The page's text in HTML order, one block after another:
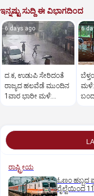
ಇನ್ನಷ್ಟು ಸುದ್ದಿ ಈ ವಿಭಾಗದಿಂದ
6 days ago
ದ.ಕ, ಉಡುಪಿ ಸೇರಿದಂತೆ
ರಾಜ್ಯದ ಹಲವೆಡೆ ಮುಂದಿನ
1ವಾರ ಭಾರೀ ಮಳೆ:
6
ಮಳೆ:
ರಾಷ್ಟ್ರೀಯ
ಓಣಂ ಹಬ್ಬದ
ರೈಲ್ವೆಯಿಂದ